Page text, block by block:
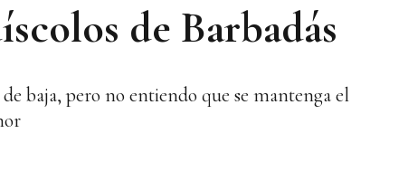
de Barbadás
baja, pero no entiendo que se mantenga el